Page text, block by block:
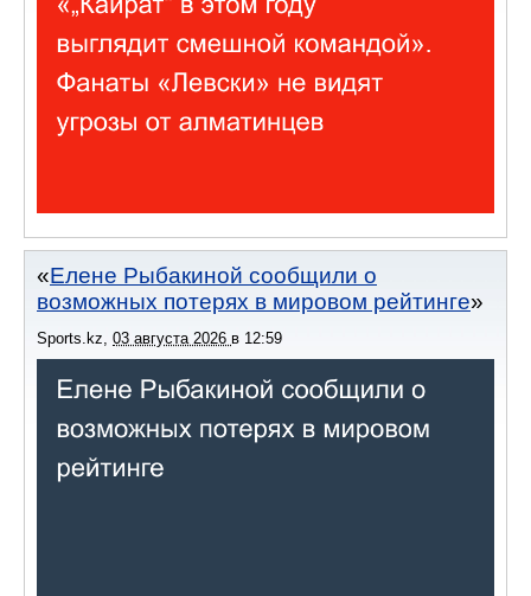
Елене Рыбакиной сообщили о
возможных потерях в мировом рейтинге
Sports.kz 03 августа 2026 в 12:59